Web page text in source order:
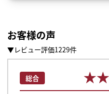
お客様の声
▼レビュー評価1229件
総合